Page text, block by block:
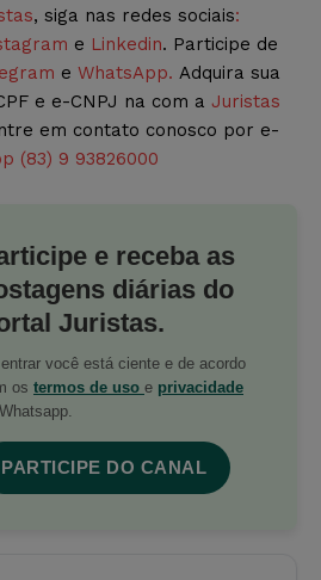
, siga nas redes sociais:
e Linkedin. Participe de
e WhatsApp. Adquira sua
e e-CNPJ na com a Juristas
em contato conosco por e-
(83) 9 93826000
e receba as
diárias do
Juristas.
você está ciente e de acordo
os termos de uso e privacidade
PARTICIPE DO CANAL